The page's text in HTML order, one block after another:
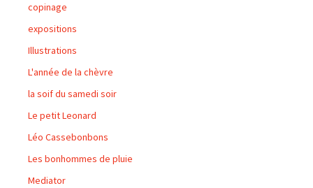
copinage
expositions
Illustrations
L'année de la chèvre
la soif du samedi soir
Le petit Leonard
Léo Cassebonbons
Les bonhommes de pluie
Mediator